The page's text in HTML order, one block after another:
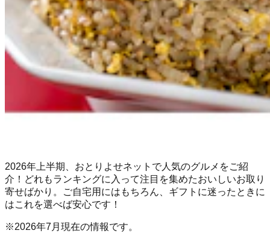
2026年上半期、おとりよせネットで人気のグルメをご紹
介！どれもランキングに入って注目を集めたおいしいお取り
寄せばかり。ご自宅用にはもちろん、ギフトに迷ったときに
はこれを選べば安心です！
※2026年7月現在の情報です。